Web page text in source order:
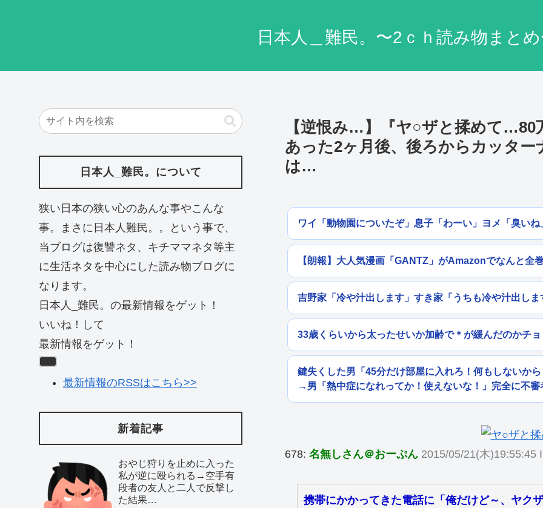
日本人＿難民。〜2ｃｈ読み物まと
【逆恨み…】『ヤ○ザと揉めて…80
あった2ヶ月後、後ろからカッタ
は…
ワイ「動物園についたぞ」息子「わーい」ヨメ「臭い
【朗報】大人気漫画「GANTZ」がAmazonでなんと全
吉野家「冷や汁出します」すき家「うちも冷や汁出しま
33歳くらいから太ったせいか加齢で＊が緩んだのかチ
鍵失くした男「45分だけ部屋に入れろ！何もしないか
→男「熱中症になれってか！使えないな！」完全に不審
678: 名無しさん＠おーぷん 2015/05/21(木)19:55:45
携帯にかかってきた電話に「俺だけど～、ヤク
日本人_難民。について
狭い日本の狭い心のあんな事やこんな
事。まさに日本人難民。。という事で、
当ブログは復讐ネタ、キチママネタ等主
に生活ネタを中心にした読み物ブログに
なります。
日本人_難民。の最新情報をゲット！
いいね！して
最新情報をゲット！
最新情報のRSSはこちら>>
新着記事
おやじ狩りを止めに入った
私が逆に殴られる→空手有
段者の友人と二人で反撃し
た結果…